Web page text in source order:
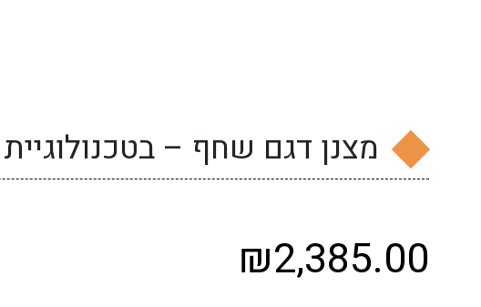
מצנן דגם שחף – בטכנולוגיית ICE BOX
₪2,385.00